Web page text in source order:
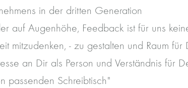
in der dritten Generation
auf Augenhöhe, Feedback ist für uns
mitzudenken, - zu gestalten und Raum für
an Dir als Person und Verständnis für
passenden Schreibtisch"